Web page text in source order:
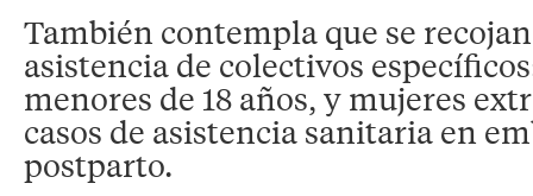
También contempla que se
asistencia de colectivos
menores de 18 años, y mujeres
casos de asistencia sanitaria en
postparto.